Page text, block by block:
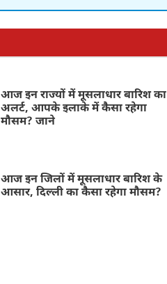
आज इन राज्यों में मूसलाधार बारिश का
अलर्ट, आपके इलाके में कैसा रहेगा
मौसम? जाने
आज इन जिलों में मूसलाधार बारिश के
आसार, दिल्ली का कैसा रहेगा मौसम?